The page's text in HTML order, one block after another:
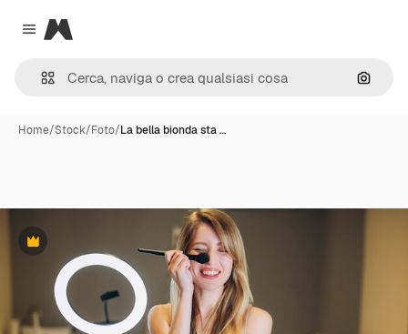
Close menu
Magnific
Cerca
Home/Stock/Foto/La bella bionda sta …
Premium